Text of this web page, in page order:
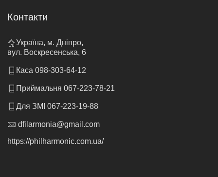
Контакти
Україна, м. Дніпро,
вул. Воскресенська, 6
Каса 098-303-64-12
Приймальня 067-223-78-21
Для ЗМІ 067-223-19-88
dfilarmonia@gmail.com
https://philharmonic.com.ua/